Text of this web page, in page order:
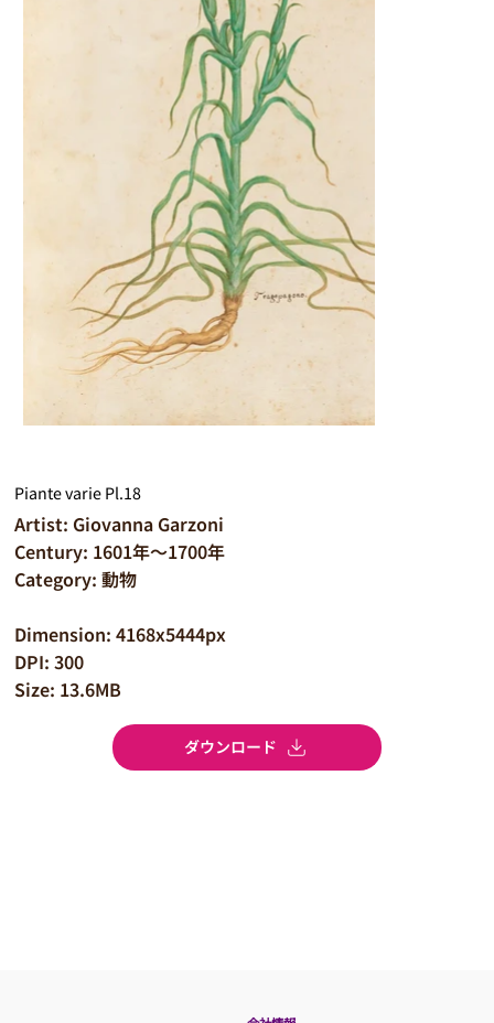
Piante varie Pl.18
Artist: Giovanna Garzoni
Century: 1601年～1700年
Category: 動物
Dimension: 4168x5444px
DPI: 300
Size: 13.6MB
ダウンロード